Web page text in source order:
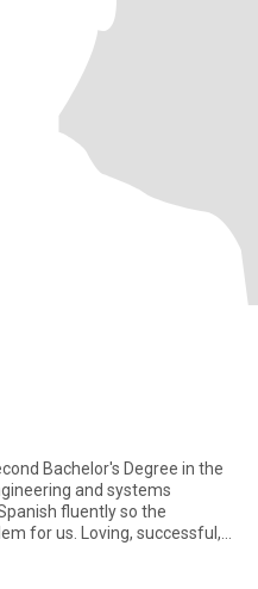
Bachelor's Degree in the
fluently so the
for us. Loving, successful,